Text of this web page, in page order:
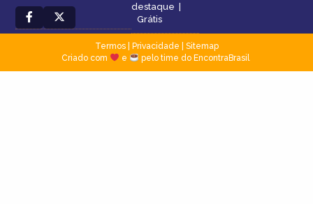
destaque |
Grátis
Termos| Privacidade
Sitemap
Criado com
e pelo time do EncontraBrasil